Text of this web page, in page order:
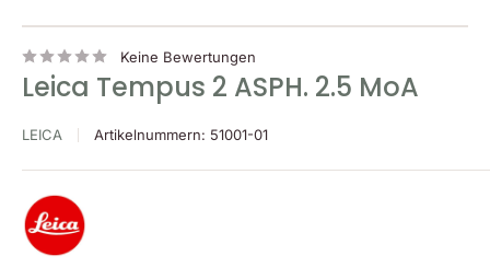
Keine Bewertungen
Leica Tempus 2 ASPH. 2.5 MoA
LEICA Artikelnummern: 51001-01